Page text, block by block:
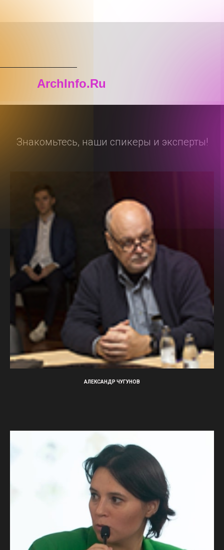
ArchInfo.Ru
Знакомьтесь, наши спикеры и эксперты!
АЛЕКСАНДР ЧУГУНОВ